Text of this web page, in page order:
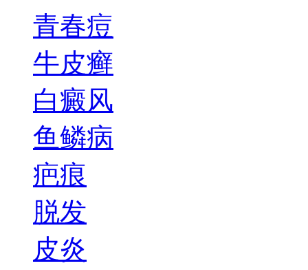
青春痘
牛皮癣
白癜风
鱼鳞病
疤痕
脱发
皮炎